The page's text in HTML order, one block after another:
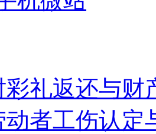
彩礼返还与财
动者工伤认定